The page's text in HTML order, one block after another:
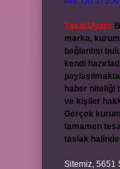
Yasal Uyarı:
marka,
bağlantısı
kendi
haber niteliği
ve kişiler
Gerçek
tamamen
taslak
Sitemiz, 5651